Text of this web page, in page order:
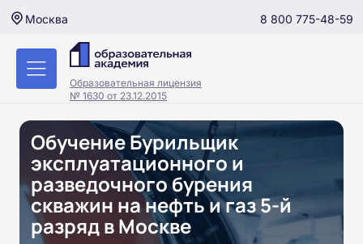
Москва 8 800 775-48-59
Образовательная лицензия
№ 1630 от 23.12.2015
Обучение Бурильщик
эксплуатационного и
разведочного бурения
скважин на нефть и газ 5-й
разряд в Москве